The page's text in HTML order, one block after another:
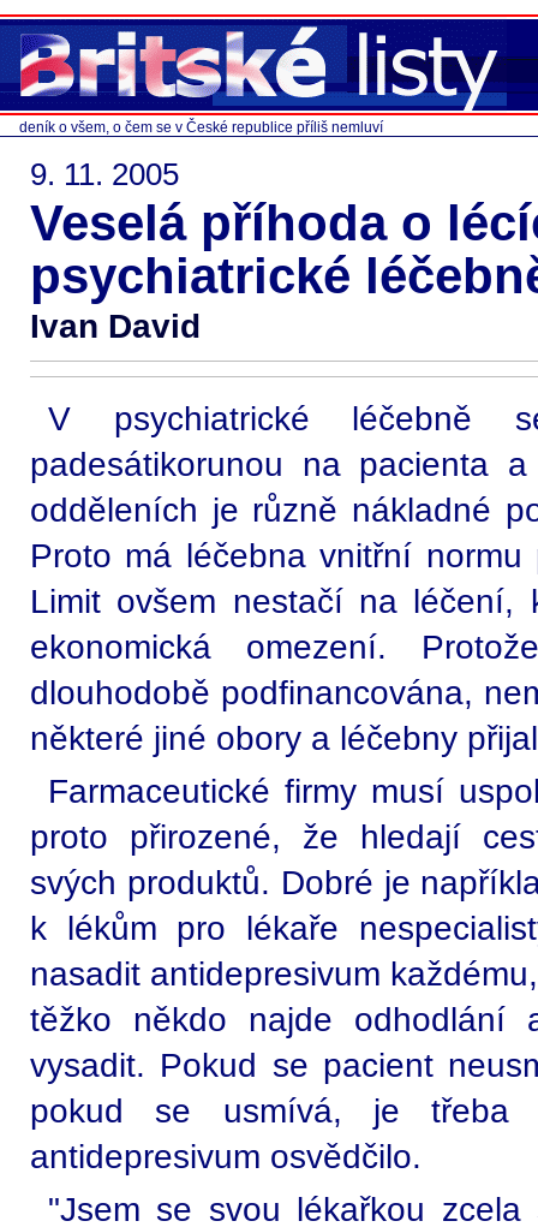
deník o všem, o čem se v České republice příliš nemluví
9. 11. 2005
Veselá příhoda o
psychiatrické
Ivan David
V psychiatrické
padesátikorunou na pacienta
odděleních je různě nákladné
Proto má léčebna vnitřní
Limit ovšem nestačí na léčení,
ekonomická omezení.
dlouhodobě podfinancována,
některé jiné obory a léčebny
Farmaceutické firmy musí
proto přirozené, že hledají
svých produktů. Dobré je
k lékům pro lékaře
nasadit antidepresivum
těžko někdo najde odhodlání
vysadit. Pokud se pacient
pokud se usmívá, je třeba
antidepresivum osvědčilo.
"Jsem se svou lékařkou